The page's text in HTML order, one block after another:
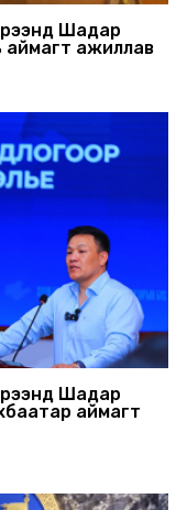
Шадар
аймагт ажиллав
Шадар
аймагт